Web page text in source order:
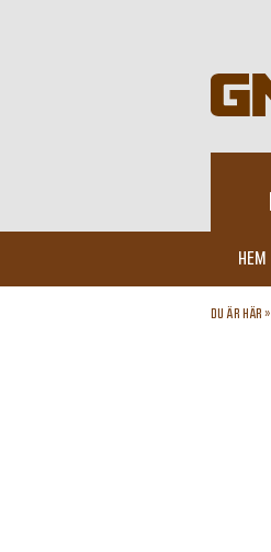
HEM
DU ÄR HÄR »